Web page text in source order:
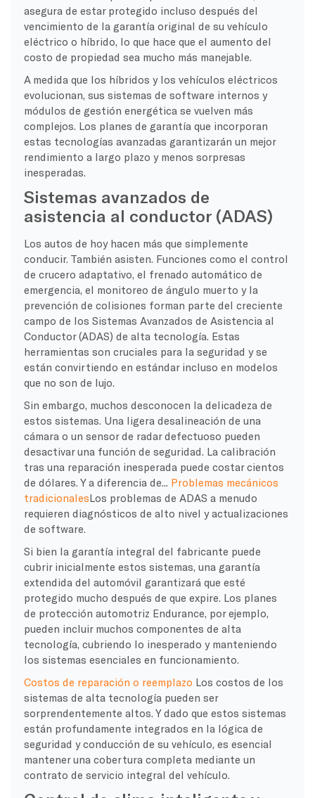
asegura de estar protegido incluso después del
vencimiento de la garantía original de su vehículo
eléctrico o híbrido, lo que hace que el aumento del
costo de propiedad sea mucho más manejable.
A medida que los híbridos y los vehículos eléctricos
evolucionan, sus sistemas de software internos y
módulos de gestión energética se vuelven más
complejos. Los planes de garantía que incorporan
estas tecnologías avanzadas garantizarán un mejor
rendimiento a largo plazo y menos sorpresas
inesperadas.
Sistemas avanzados de
asistencia al conductor (ADAS)
Los autos de hoy hacen más que simplemente
conducir. También asisten. Funciones como el control
de crucero adaptativo, el frenado automático de
emergencia, el monitoreo de ángulo muerto y la
prevención de colisiones forman parte del creciente
campo de los Sistemas Avanzados de Asistencia al
Conductor (ADAS) de alta tecnología. Estas
herramientas son cruciales para la seguridad y se
están convirtiendo en estándar incluso en modelos
que no son de lujo.
Sin embargo, muchos desconocen la delicadeza de
estos sistemas. Una ligera desalineación de una
cámara o un sensor de radar defectuoso pueden
desactivar una función de seguridad. La calibración
tras una reparación inesperada puede costar cientos
de dólares. Y a diferencia de... Problemas mecánicos
tradicionalesLos problemas de ADAS a menudo
requieren diagnósticos de alto nivel y actualizaciones
de software.
Si bien la garantía integral del fabricante puede
cubrir inicialmente estos sistemas, una garantía
extendida del automóvil garantizará que esté
protegido mucho después de que expire. Los planes
de protección automotriz Endurance, por ejemplo,
pueden incluir muchos componentes de alta
tecnología, cubriendo lo inesperado y manteniendo
los sistemas esenciales en funcionamiento.
Costos de reparación o reemplazo Los costos de los
sistemas de alta tecnología pueden ser
sorprendentemente altos. Y dado que estos sistemas
están profundamente integrados en la lógica de
seguridad y conducción de su vehículo, es esencial
mantener una cobertura completa mediante un
contrato de servicio integral del vehículo.